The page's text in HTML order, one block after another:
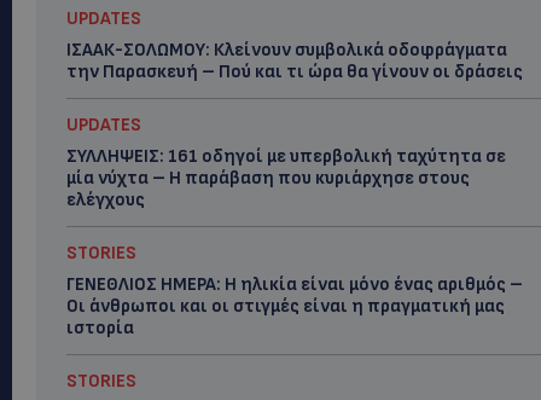
UPDATES
ΙΣΑΑΚ-ΣΟΛΩΜΟΥ: Κλείνουν συμβολικά οδοφράγματα
την Παρασκευή – Πού και τι ώρα θα γίνουν οι δράσεις
UPDATES
ΣΥΛΛΗΨΕΙΣ: 161 οδηγοί με υπερβολική ταχύτητα σε
μία νύχτα – Η παράβαση που κυριάρχησε στους
ελέγχους
STORIES
ΓΕΝΕΘΛΙΟΣ ΗΜΕΡΑ: Η ηλικία είναι μόνο ένας αριθμός –
Οι άνθρωποι και οι στιγμές είναι η πραγματική μας
ιστορία
STORIES